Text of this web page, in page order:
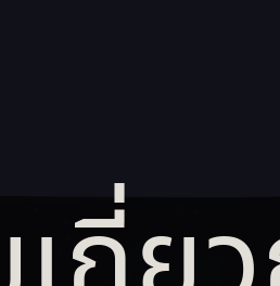
เพิ่มเติมเกี่ยวกับ